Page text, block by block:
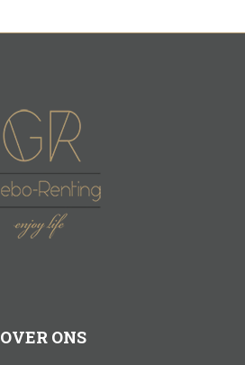
OVER ONS